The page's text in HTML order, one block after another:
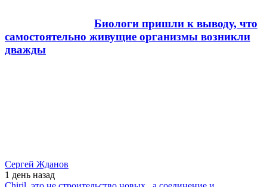
Биологи пришли к выводу, что
самостоятельно живущие организмы возникли
дважды
Сергей Жданов
1 день назад